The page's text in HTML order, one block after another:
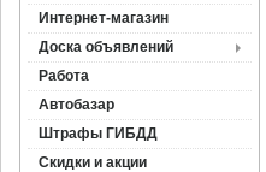
Интернет-магазин
Доска объявлений
Работа
Автобазар
Штрафы ГИБДД
Скидки и акции